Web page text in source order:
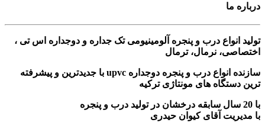
درباره ما
تولید انواع درب و پنجره آلومینیومی تک جداره و دوجداره اس تی ،
اختصاصی، نرمال، ترمال
سازنده انواع درب و پنجره دوجداره upvc با جدیدترین و پیشرفته
ترین دستگاه های مونتاژی ترکیه
با 20 سال سابقه درخشان در تولید درب و پنجره
با مدیریت آقای کیوان حیدری